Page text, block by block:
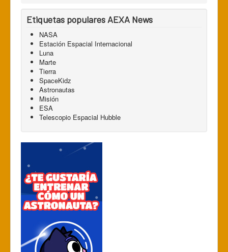
Etiquetas populares AEXA News
NASA
Estación Espacial Internacional
Luna
Marte
Tierra
SpaceKidz
Astronautas
Misión
ESA
Telescopio Espacial Hubble